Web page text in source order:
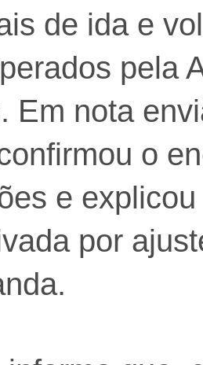
de ida e
pela
Em nota
o
e
por